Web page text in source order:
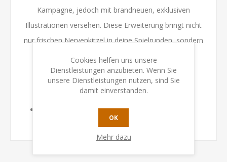
Kampagne, jedoch mit brandneuen, exklusiven
Illustrationen versehen. Diese Erweiterung bringt nicht
nur frischen Nervenkitzel in deine Spielrunden, sondern
auch endlose Wiederspielbarkeit, indem sie neue
strategische Tiefe und Taktiken ermöglicht.
Spielinhalt
10 einzigartige Promokarten mit exklusiven
Illustrationen
Cookies helfen uns unsere
Dienstleistungen anzubieten. Wenn Sie
unsere Dienstleistungen nutzen, sind Sie
damit einverstanden.
OK
Mehr dazu